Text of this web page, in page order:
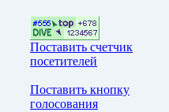
Поставить счетчик
посетителей
Поставить кнопку
голосования